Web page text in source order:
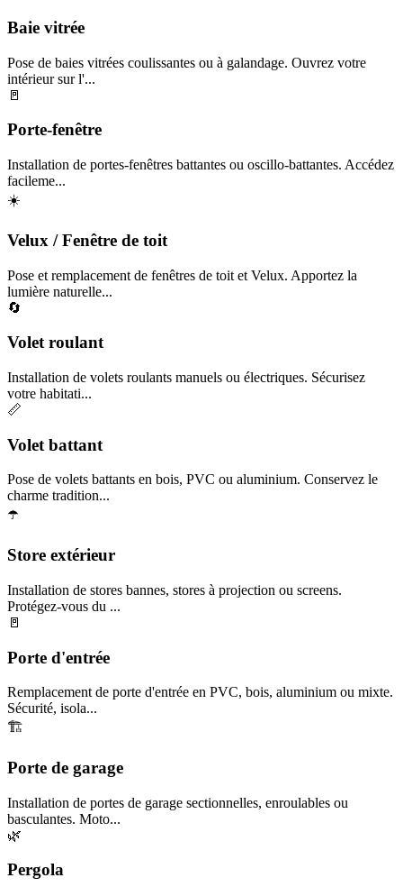
Baie vitrée
Pose de baies vitrées coulissantes ou à galandage. Ouvrez votre
intérieur sur l'...
🚪
Porte-fenêtre
Installation de portes-fenêtres battantes ou oscillo-battantes. Accédez
facileme...
☀️
Velux / Fenêtre de toit
Pose et remplacement de fenêtres de toit et Velux. Apportez la
lumière naturelle...
🔄
Volet roulant
Installation de volets roulants manuels ou électriques. Sécurisez
votre habitati...
📏
Volet battant
Pose de volets battants en bois, PVC ou aluminium. Conservez le
charme tradition...
☂️
Store extérieur
Installation de stores bannes, stores à projection ou screens.
Protégez-vous du ...
🚪
Porte d'entrée
Remplacement de porte d'entrée en PVC, bois, aluminium ou mixte.
Sécurité, isola...
🏗️
Porte de garage
Installation de portes de garage sectionnelles, enroulables ou
basculantes. Moto...
🌿
Pergola